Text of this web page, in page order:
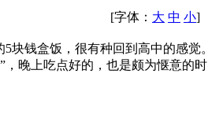
[字体： 大 中 小]
块钱盒饭，很有种回到高中的感觉。
，晚上吃点好的，也是颇为惬意的时